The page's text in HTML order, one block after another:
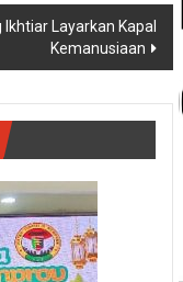
Layarkan Kapal
Kemanusiaan